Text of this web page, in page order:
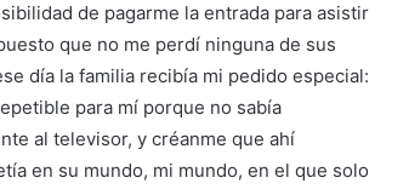
de pagarme la entrada para asistir
que no me perdí ninguna de sus
día la familia recibía mi pedido especial:
para mí porque no sabía
al televisor, y créanme que ahí
en su mundo, mi mundo, en el que solo